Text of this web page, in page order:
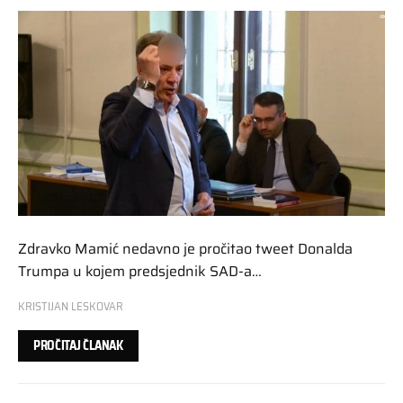
Zdravko Mamić nedavno je pročitao tweet Donalda
Trumpa u kojem predsjednik SAD-a…
KRISTIJAN LESKOVAR
PROČITAJ ČLANAK